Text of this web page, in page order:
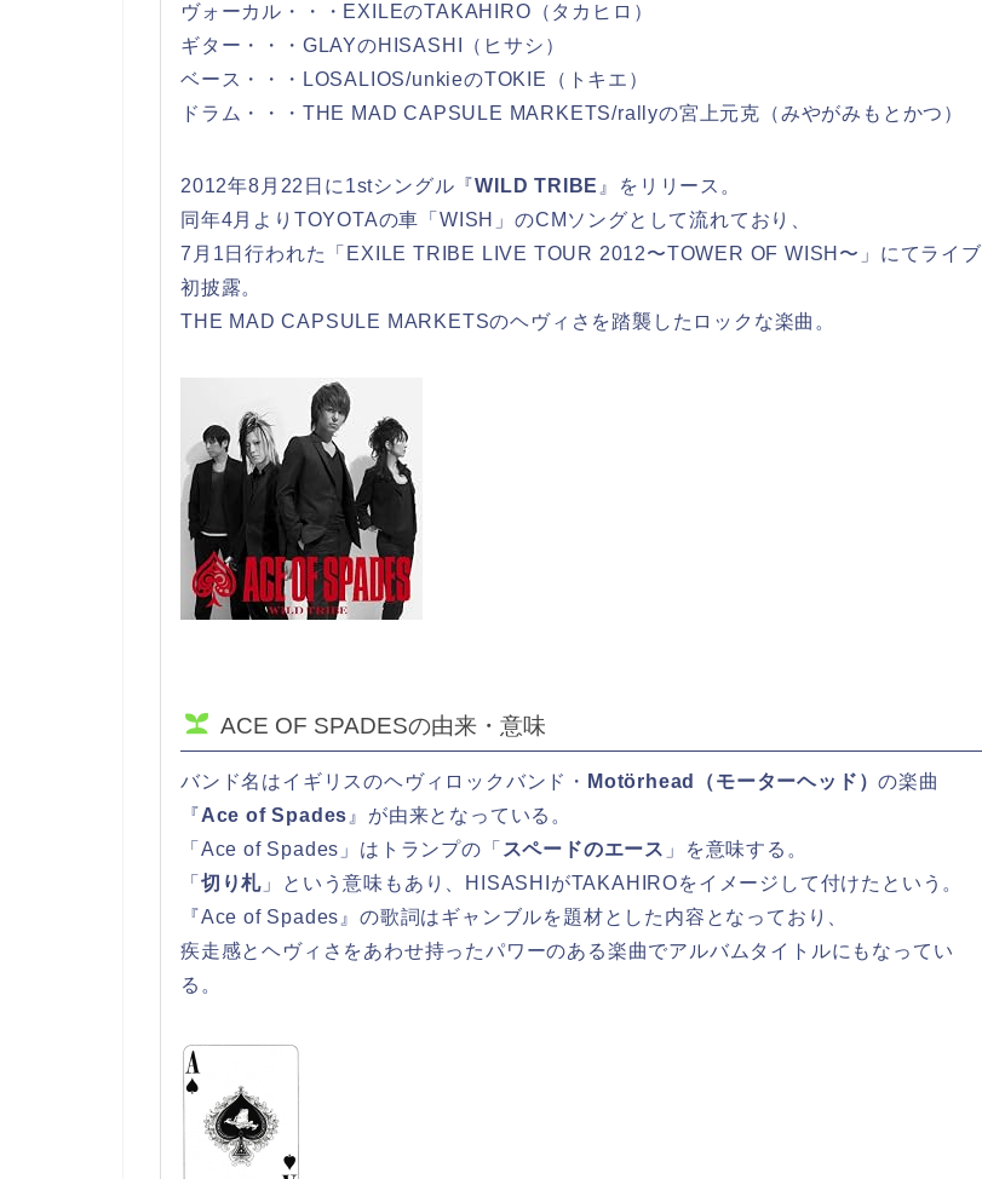
ヴォーカル・・・EXILEのTAKAHIRO（タカヒロ）
ギター・・・GLAYのHISASHI（ヒサシ）
ベース・・・LOSALIOS/unkieのTOKIE（トキエ）
ドラム・・・THE MAD CAPSULE MARKETS/rallyの宮上元克（みやがみもとかつ）
2012年8月22日に1stシングル『WILD TRIBE 』をリリース。
同年4月よりTOYOTAの車「WISH」のCMソングとして流れており、
7月1日行われた「EXILE TRIBE LIVE TOUR 2012〜TOWER OF WISH〜」にてライブ
初披露。
THE MAD CAPSULE MARKETSのヘヴィさを踏襲したロックな楽曲。
ACE OF SPADESの由来・意味
バンド名はイギリスのヘヴィロックバンド・ Motörhead（モーターヘッド）の楽曲
『Ace of Spades 』が由来となっている。
「Ace of Spades」はトランプの「 スペードのエース 」を意味する。
「 切り札 」という意味もあり、HISASHIがTAKAHIROをイメージして付けたという。
『Ace of Spades』の歌詞はギャンブルを題材とした内容となっており、
疾走感とヘヴィさをあわせ持ったパワーのある楽曲でアルバムタイトルにもなってい
る。